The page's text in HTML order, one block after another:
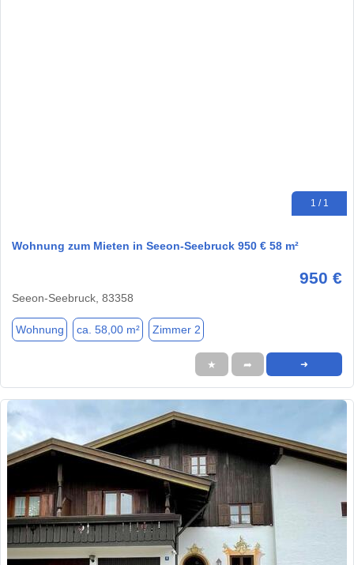
1 / 1
Wohnung zum Mieten in Seeon-Seebruck 950 € 58 m²
950 €
Seeon-Seebruck, 83358
Wohnung ca. 58,00 m² Zimmer 2
★ ➦ ➜